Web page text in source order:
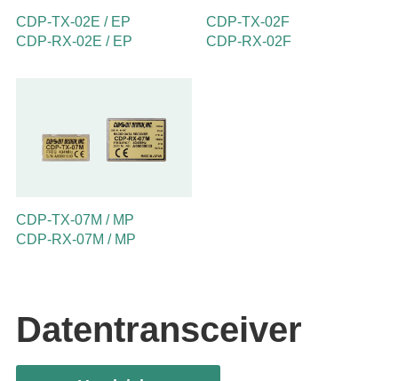
CDP-TX-02E / EP
CDP-RX-02E / EP
CDP-TX-02F
CDP-RX-02F
CDP-TX-07M / MP
CDP-RX-07M / MP
Datentransceiver